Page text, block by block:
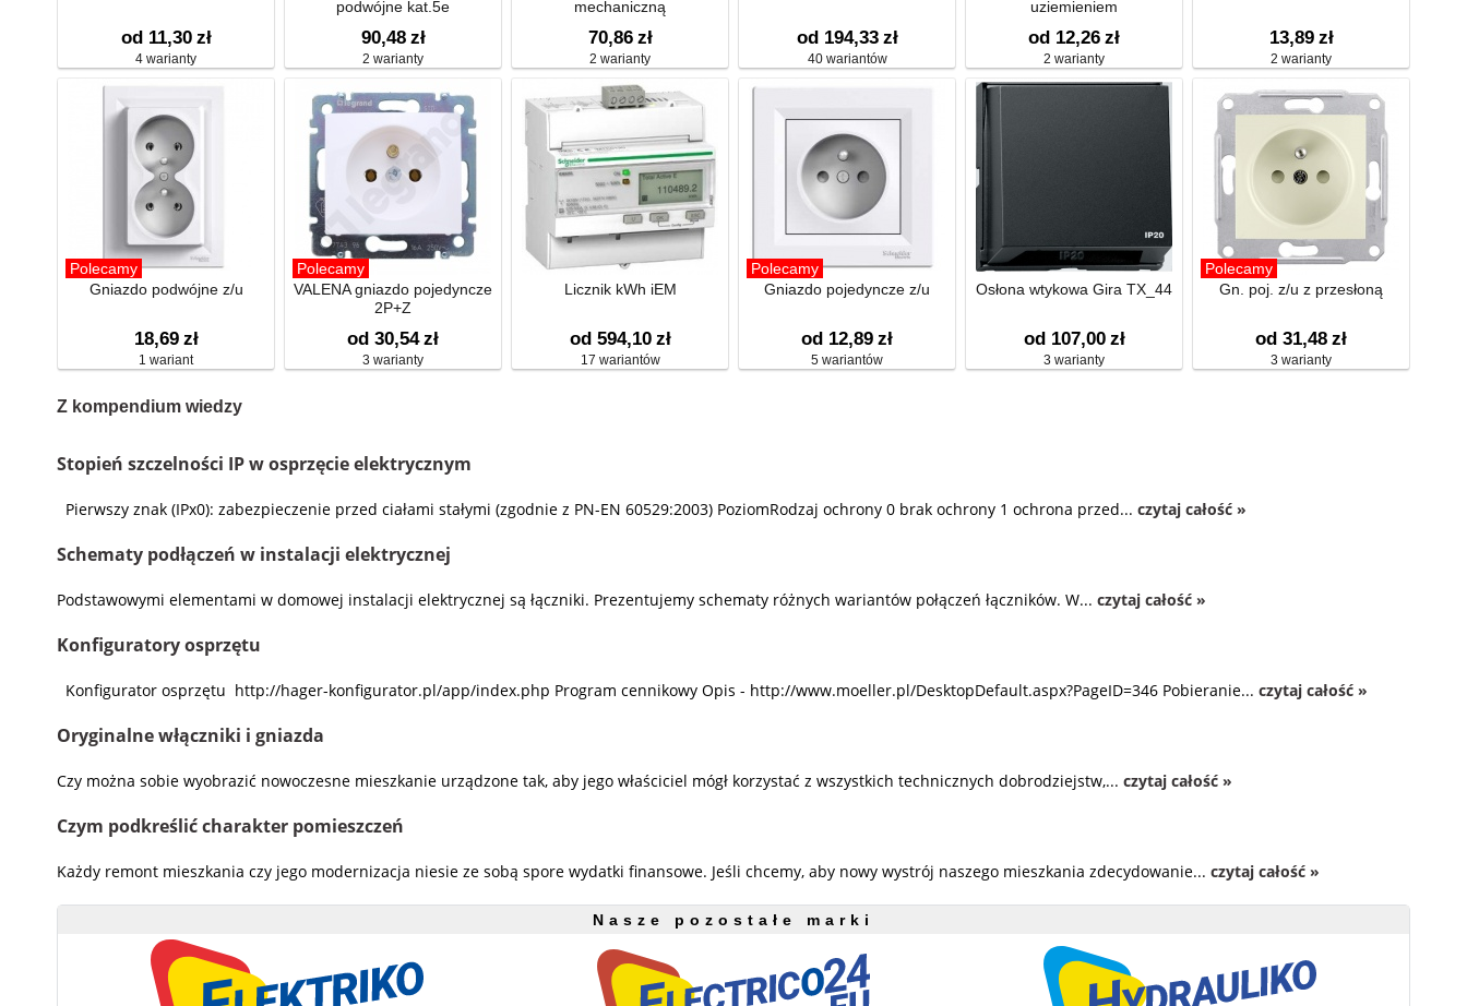
od 11,30 zł
4 warianty
podwójne kat.5e
90,48 zł
2 warianty
mechaniczną
70,86 zł
2 warianty
od 194,33 zł
40 wariantów
uziemieniem
od 12,26 zł
2 warianty
13,89 zł
2 warianty
Polecamy
Gniazdo podwójne z/u
18,69 zł
1 wariant
Polecamy
VALENA gniazdo pojedyncze
2P+Z
od 30,54 zł
3 warianty
Licznik kWh iEM
od 594,10 zł
17 wariantów
Polecamy
Gniazdo pojedyncze z/u
od 12,89 zł
5 wariantów
Osłona wtykowa Gira TX_44
od 107,00 zł
3 warianty
Polecamy
Gn. poj. z/u z przesłoną
od 31,48 zł
3 warianty
Z kompendium wiedzy
Stopień szczelności IP w osprzęcie elektrycznym
Pierwszy znak (IPx0): zabezpieczenie przed ciałami stałymi (zgodnie z PN-EN 60529:2003) PoziomRodzaj ochrony 0 brak ochrony 1 ochrona przed... czytaj całość »
Schematy podłączeń w instalacji elektrycznej
Podstawowymi elementami w domowej instalacji elektrycznej są łączniki. Prezentujemy schematy różnych wariantów połączeń łączników. W... czytaj całość »
Konfiguratory osprzętu
Konfigurator osprzętu http://hager-konfigurator.pl/app/index.php Program cennikowy Opis - http://www.moeller.pl/DesktopDefault.aspx?PageID=346 Pobieranie... czytaj całość »
Oryginalne włączniki i gniazda
Czy można sobie wyobrazić nowoczesne mieszkanie urządzone tak, aby jego właściciel mógł korzystać z wszystkich technicznych dobrodziejstw,... czytaj całość »
Czym podkreślić charakter pomieszczeń
Każdy remont mieszkania czy jego modernizacja niesie ze sobą spore wydatki finansowe. Jeśli chcemy, aby nowy wystrój naszego mieszkania zdecydowanie... czytaj całość »
Nasze pozostałe marki